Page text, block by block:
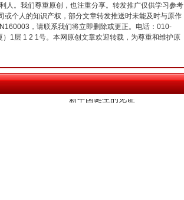
人。我们尊重原创，也注重分享。转发推广仅供学习参考
个人的知识产权，部分文章转发推送时未能及时与原作
，请联系我们将立即删除或更正。电话：010-
1层 1 2 1号。本网原创文章欢迎转载，为尊重和维护原
新中国诞生的见证